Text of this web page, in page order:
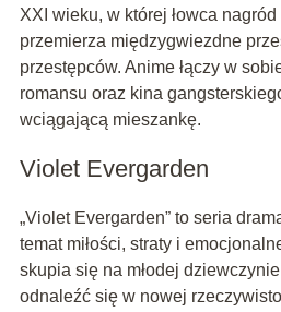
XXI wieku, w której łowca
przemierza międzygwiezdne
przestępców. Anime łączy w
romansu oraz kina
wciągającą mieszankę.
Violet Evergarden
„Violet Evergarden” to seria
temat miłości, straty i
skupia się na młodej
odnaleźć się w nowej